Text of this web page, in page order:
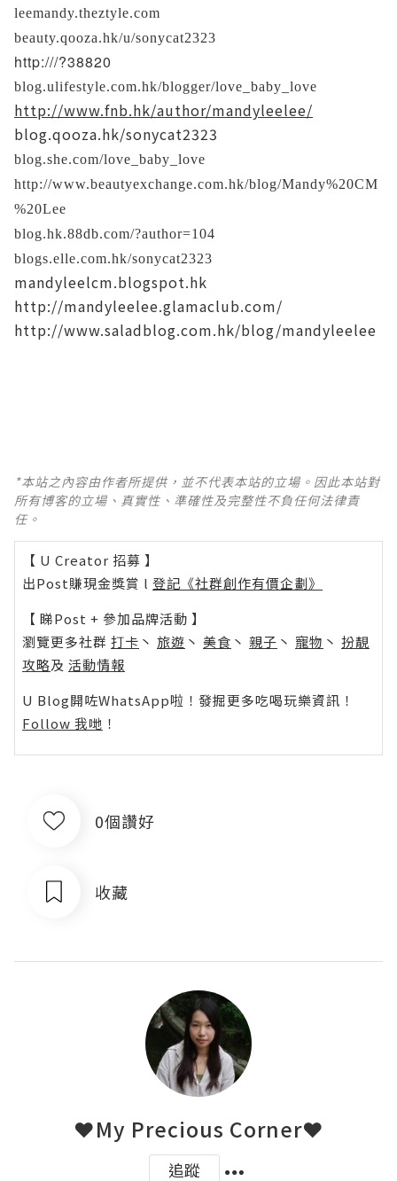
leemandy.theztyle.com
beauty.qooza.hk/u/sonycat2323
http:///?38820
blog.ulifestyle.com.hk/blogger/love_baby_love
http://www.fnb.hk/author/mandyleelee/
blog.qooza.hk/sonycat2323
blog.she.com/love_baby_love
http://www.beautyexchange.com.hk/blog/Mandy%20CM
%20Lee
blog.hk.88db.com/?author=104
blogs.elle.com.hk/sonycat2323
mandyleelcm.blogspot.hk
http://mandyleelee.glamaclub.com/
http://www.saladblog.com.hk/blog/mandyleelee
*本站之內容由作者所提供，並不代表本站的立場。因此本站對
所有博客的立場、真實性、準確性及完整性不負任何法律責
任。
【 U Creator 招募 】
出Post賺現金獎賞 l 登記《社群創作有價企劃》
【 睇Post + 參加品牌活動 】
瀏覽更多社群 打卡 丶 旅遊 丶 美食 丶 親子 丶 寵物 丶 扮靚
攻略及 活動情報
U Blog開咗WhatsApp啦！發掘更多吃喝玩樂資訊！
Follow 我哋 ！
0個讚好
收藏
❤My Precious Corner❤
追蹤